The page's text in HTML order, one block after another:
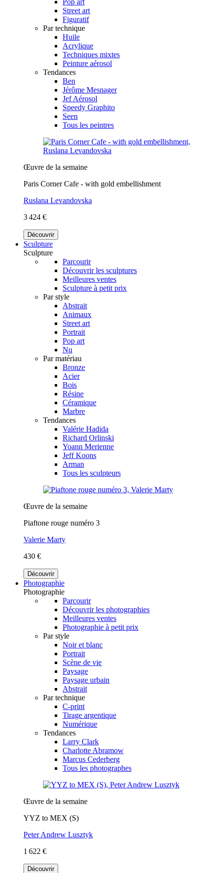
Street art
Figuratif
Par technique
Huile
Acrylique
Techniques mixtes
Peinture aérosol
Tendances
Ben
Jérôme Mesnager
Jef Aérosol
Speedy Graphito
Seen
Tous les peintres
Œuvre de la semaine
Paris Corner Cafe - with gold embellishment
Ruslana Levandovska
3 424 €
Découvrir
Sculpture
Sculpture
Parcourir
Découvrir les sculptures
Meilleures ventes
Sculpture à petit prix
Par style
Abstrait
Animaux
Street art
Portrait
Pop art
Nu
Par matériau
Bronze
Acier
Bois
Résine
Céramique
Marbre
Tendances
Valérie Hadida
Richard Orlinski
Yoann Merienne
Jeff Koons
Arman
Tous les sculpteurs
Œuvre de la semaine
Piaftone rouge numéro 3
Valerie Marty
430 €
Découvrir
Photographie
Photographie
Parcourir
Découvrir les photographies
Meilleures ventes
Photographie à petit prix
Par style
Noir et blanc
Portrait
Scène de vie
Paysage
Paysage urbain
Abstrait
Par technique
C-print
Tirage argentique
Numérique
Tendances
Larry Clark
Charlotte Abramow
Marcus Cederberg
Tous les photographes
Œuvre de la semaine
YYZ to MEX (S)
Peter Andrew Lusztyk
1 622 €
Découvrir